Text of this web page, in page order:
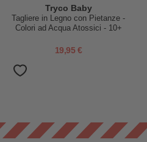
Tryco Baby
Tagliere in Legno con Pietanze -
Colori ad Acqua Atossici - 10+
19,95 €